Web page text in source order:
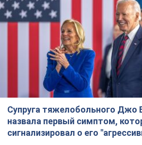
Супруга тяжелобольного Джо
назвала первый симптом,
сигнализировал о его